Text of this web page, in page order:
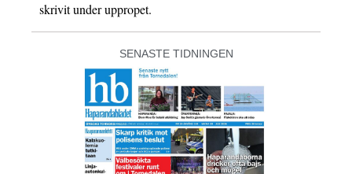
skrivit under uppropet.
SENASTE TIDNINGEN